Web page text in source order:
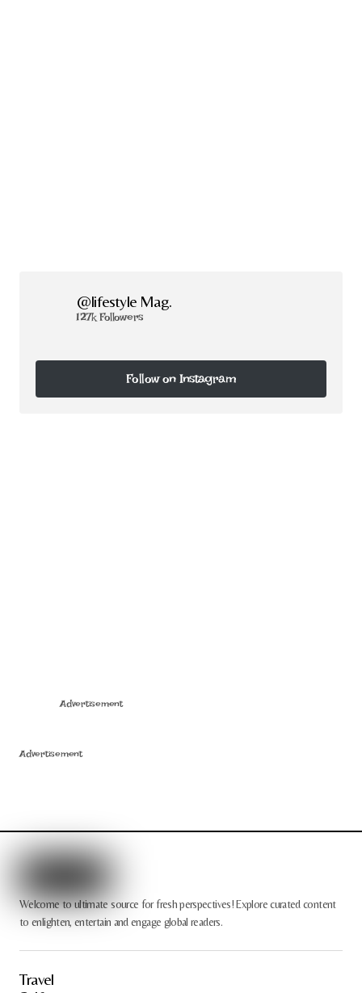
@lifestyle Mag.
127k Followers
Follow on Instagram
Follow on Instagram
Advertisement
Advertisement
Welcome to ultimate source for fresh perspectives! Explore curated content
to enlighten, entertain and engage global readers.
Travel